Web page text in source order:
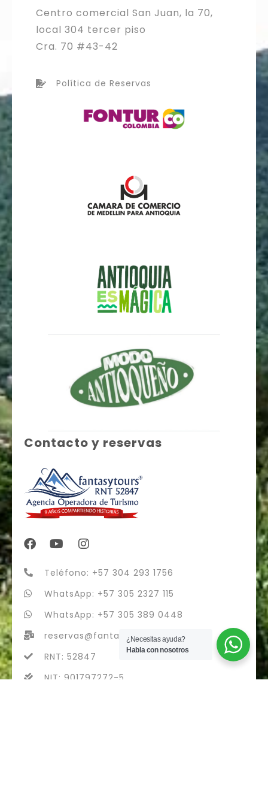
Centro comercial San Juan, la 70,
local 304 tercer piso
Cra. 70 #43-42
Política de Reservas
Contacto y reservas
Teléfono: +57 304 293 1756
WhatsApp: +57 305 2327 115
WhatsApp: +57 305 389 0448
reservas@fantasytours.co
RNT: 52847
NIT: 901797272-5
¿Necesitas ayuda?
Habla con nosotros